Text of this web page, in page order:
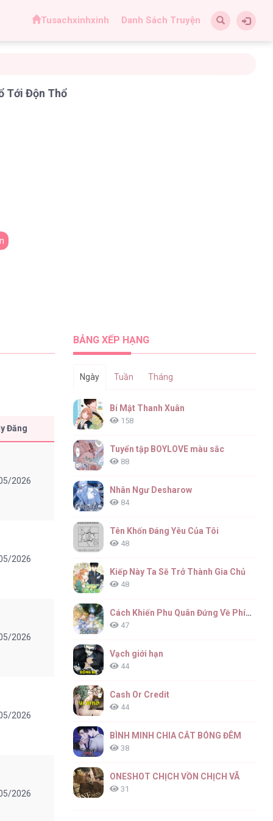
Tusachxinhxinh Danh Sách Truyện
Tới Độn Thổ
Đăng
2026
2026
2026
2026
2026
BẢNG XẾP HẠNG
Ngày Tuần Tháng
Bí Mật Thanh Xuân
158
Tuyển tập BOYLOVE màu sắc
88
Nhân Ngư Desharow
84
Tên Khốn Đáng Yêu Của Tôi
48
Kiếp Này Ta Sẽ Trở Thành Gia Chủ
48
Cách Khiến Phu Quân Đứng Về Phía Tôi
47
Vạch giới hạn
44
Cash Or Credit
44
BÌNH MINH CHIA CẮT BÓNG ĐÊM
38
ONESHOT CHỊCH VỒN CHỊCH VÃ
31